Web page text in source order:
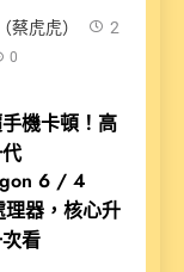
蔡虎虎）
2
0
機卡頓！高
6 / 4
器，核心升
看